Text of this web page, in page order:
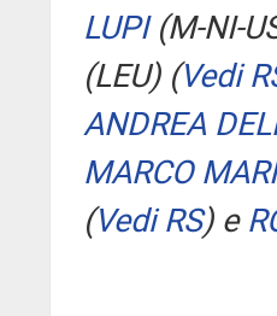
LUPI(M-NI-
(LEU) (Vedi
ANDREA
MARCO
(Vedi RS)e